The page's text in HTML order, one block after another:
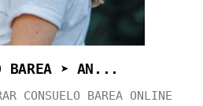
BAREA ➤ AN...
CONSUELO BAREA ONLINE